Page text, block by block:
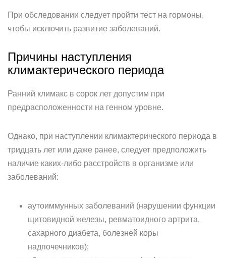
При обследовании следует пройти тест на гормоны,
чтобы исключить развитие заболеваний.
Причины наступления
климактерического периода
Ранний климакс в сорок лет допустим при
предрасположенности на генном уровне.
Однако, при наступлении климактерического периода в
тридцать лет или даже ранее, следует предположить
наличие каких-либо расстройств в организме или
заболеваний:
аутоиммунных заболеваний (нарушении функции
щитовидной железы, ревматоидного артрита,
сахарного диабета, болезней коры
надпочечников);